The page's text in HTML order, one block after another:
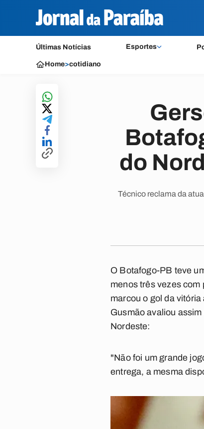
Últimas Notícias Esportes
Home>cotidiano
do
Técnico reclama da
O Botafogo-PB teve
menos três vezes
marcou o gol da
Gusmão avaliou
Nordeste:
"Não foi um grande
entrega, a mesma